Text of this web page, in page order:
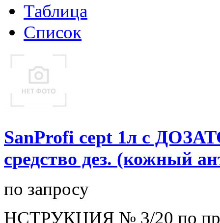
Таблица
Список
SanProfi cept 1л с
средство дез. (кожный
по запросу
НСТРУКЦИЯ № 3/20 по